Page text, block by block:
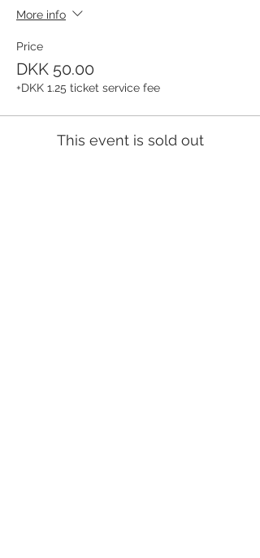
More info
Price
DKK 50.00
+DKK 1.25 ticket service fee
This event is sold out